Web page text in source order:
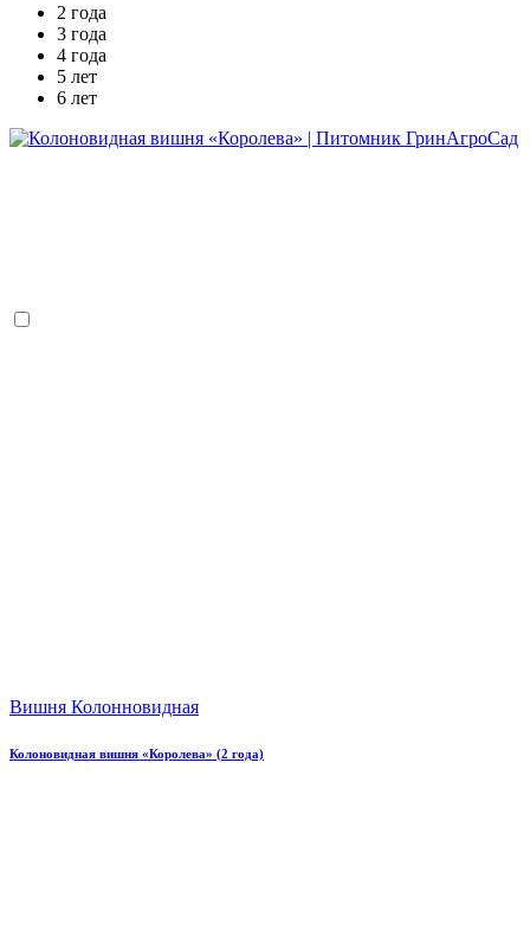
2 года
3 года
4 года
5 лет
6 лет
Вишня Колонновидная
Колоновидная вишня «Королева» (2 года)